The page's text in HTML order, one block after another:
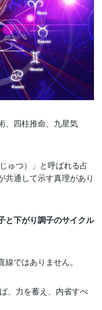
、四柱推命、九星気
ゅつ）」と呼ばれる占
共通して示す真理があり
と下がり調子のサイクル
ではありません。
、力を蓄え、内省すべ